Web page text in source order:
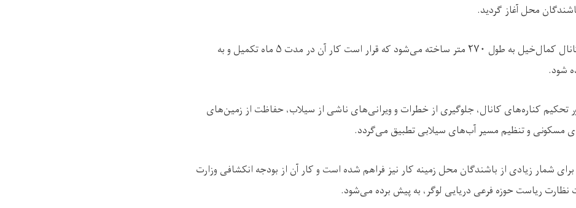
محل آغاز گردید.
کمال‌خیل به طول ۲۷۰ متر ساخته می‌شود که قرار است کار آن در مدت ۵ ماه تکمیل و به
شود.
تحکیم کناره‌های کانال، جلوگیری از خطرات و ویرانی‌های ناشی از سیلاب، حفاظت از زمین‌های
مسکونی و تنظیم مسیر آب‌های سیلابی تطبیق می‌گردد.
برای شمار زیادی از باشندگان محل زمینه کار نیز فراهم شده است و کار آن از بودجه انکشافی وزارت
نظارت ریاست حوزه فرعی دریایی لوگر، به پیش برده می‌شود.